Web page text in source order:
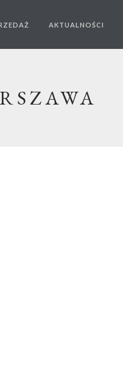
AKTUALNOŚCI